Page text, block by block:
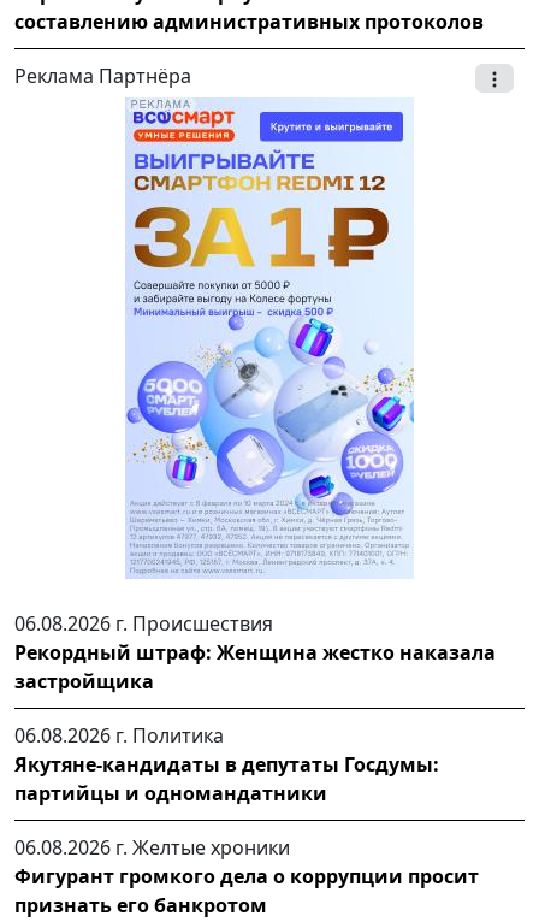
составлению административных протоколов
Реклама Партнёра
06.08.2026 г. Происшествия
Рекордный штраф: Женщина жестко наказала
застройщика
06.08.2026 г. Политика
Якутяне-кандидаты в депутаты Госдумы:
партийцы и одномандатники
06.08.2026 г. Желтые хроники
Фигурант громкого дела о коррупции просит
признать его банкротом